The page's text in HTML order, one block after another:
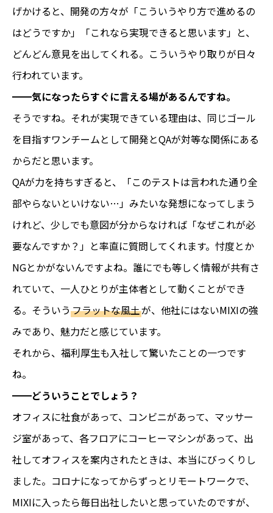
げかけると、開発の方々が「こういうやり方で進めるの
はどうですか」「これなら実現できると思います」と、
どんどん意見を出してくれる。こういうやり取りが日々
行われています。
━━気になったらすぐに言える場があるんですね。
そうですね。それが実現できている理由は、同じゴール
を目指すワンチームとして開発とQAが対等な関係にある
からだと思います。
QAが力を持ちすぎると、「このテストは言われた通り全
部やらないといけない…」みたいな発想になってしまう
けれど、少しでも意図が分からなければ「なぜこれが必
要なんですか？」と率直に質問してくれます。忖度とか
NGとかがないんですよね。誰にでも等しく情報が共有さ
れていて、一人ひとりが主体者として動くことができ
る。そういう フラットな風土が、他社にはないMIXIの強
みであり、魅力だと感じています。
それから、福利厚生も入社して驚いたことの一つです
ね。
━━どういうことでしょう？
オフィスに社食があって、コンビニがあって、マッサー
ジ室があって、各フロアにコーヒーマシンがあって、出
社してオフィスを案内されたときは、本当にびっくりし
ました。コロナになってからずっとリモートワークで、
MIXIに入ったら毎日出社したいと思っていたのですが、